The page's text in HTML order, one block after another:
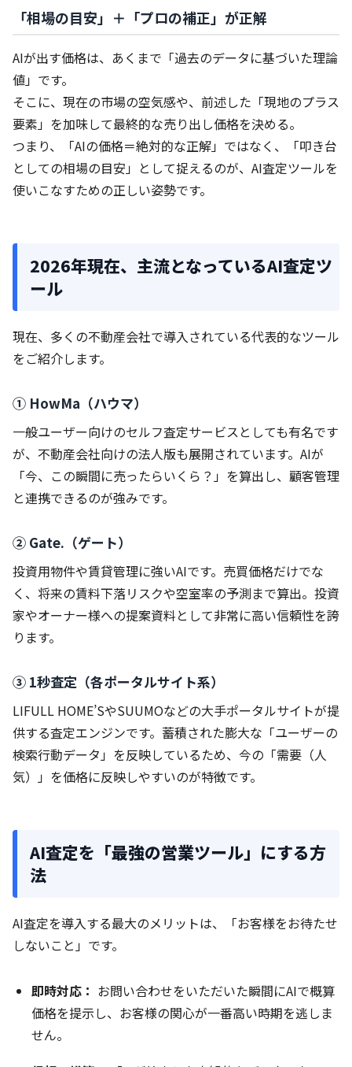
「相場の目安」＋「プロの補正」が正解
AIが出す価格は、あくまで「過去のデータに基づいた理論
値」です。
そこに、現在の市場の空気感や、前述した「現地のプラス
要素」を加味して最終的な売り出し価格を決める。
つまり、「AIの価格＝絶対的な正解」ではなく、「叩き台
としての相場の目安」として捉えるのが、AI査定ツールを
使いこなすための正しい姿勢です。
2026年現在、主流となっているAI査定ツ
ール
現在、多くの不動産会社で導入されている代表的なツール
をご紹介します。
① HowMa（ハウマ）
一般ユーザー向けのセルフ査定サービスとしても有名です
が、不動産会社向けの法人版も展開されています。AIが
「今、この瞬間に売ったらいくら？」を算出し、顧客管理
と連携できるのが強みです。
② Gate.（ゲート）
投資用物件や賃貸管理に強いAIです。売買価格だけでな
く、将来の賃料下落リスクや空室率の予測まで算出。投資
家やオーナー様への提案資料として非常に高い信頼性を誇
ります。
③ 1秒査定（各ポータルサイト系）
LIFULL HOME’SやSUUMOなどの大手ポータルサイトが提
供する査定エンジンです。蓄積された膨大な「ユーザーの
検索行動データ」を反映しているため、今の「需要（人
気）」を価格に反映しやすいのが特徴です。
AI査定を「最強の営業ツール」にする方
法
AI査定を導入する最大のメリットは、「お客様をお待たせ
しないこと」です。
即時対応： お問い合わせをいただいた瞬間にAIで概算
価格を提示し、お客様の関心が一番高い時期を逃しま
せん。